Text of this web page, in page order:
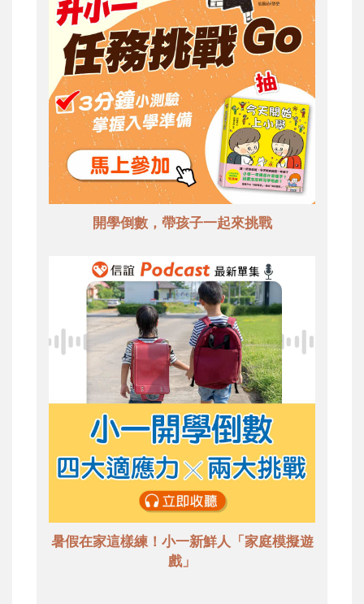
開學倒數，帶孩子一起來挑戰
暑假在家這樣練！小一新鮮人「家庭模擬遊
戲」